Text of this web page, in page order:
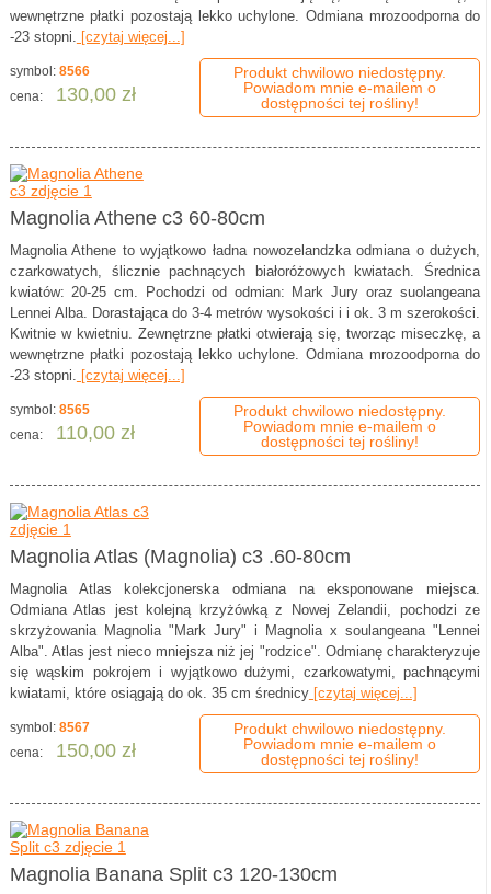
wewnętrzne płatki pozostają lekko uchylone. Odmiana mrozoodporna do
-23 stopni. [czytaj więcej...]
symbol: 8566
cena:
130,00 zł
Produkt chwilowo niedostępny.
Powiadom mnie e-mailem o
dostępności tej rośliny!
Magnolia Athene c3 60-80cm
Magnolia Athene to wyjątkowo ładna nowozelandzka odmiana o dużych,
czarkowatych, ślicznie pachnących białoróżowych kwiatach. Średnica
kwiatów: 20-25 cm. Pochodzi od odmian: Mark Jury oraz suolangeana
Lennei Alba. Dorastająca do 3-4 metrów wysokości i i ok. 3 m szerokości.
Kwitnie w kwietniu. Zewnętrzne płatki otwierają się, tworząc miseczkę, a
wewnętrzne płatki pozostają lekko uchylone. Odmiana mrozoodporna do
-23 stopni. [czytaj więcej...]
symbol: 8565
cena:
110,00 zł
Produkt chwilowo niedostępny.
Powiadom mnie e-mailem o
dostępności tej rośliny!
Magnolia Atlas (Magnolia) c3 .60-80cm
Magnolia Atlas kolekcjonerska odmiana na eksponowane miejsca.
Odmiana Atlas jest kolejną krzyżówką z Nowej Zelandii, pochodzi ze
skrzyżowania Magnolia "Mark Jury" i Magnolia x soulangeana "Lennei
Alba". Atlas jest nieco mniejsza niż jej "rodzice". Odmianę charakteryzuje
się wąskim pokrojem i wyjątkowo dużymi, czarkowatymi, pachnącymi
kwiatami, które osiągają do ok. 35 cm średnicy[czytaj więcej...]
symbol: 8567
cena:
150,00 zł
Produkt chwilowo niedostępny.
Powiadom mnie e-mailem o
dostępności tej rośliny!
Magnolia Banana Split c3 120-130cm